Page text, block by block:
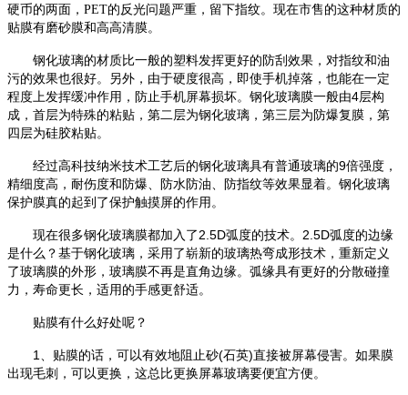
硬币的两面， PET的反光问题严重，留下指纹。现在市售的这种材质的
贴膜有磨砂膜和高高清膜。
钢化玻璃的材质比一般的塑料发挥更好的防刮效果，对指纹和油
污的效果也很好。另外，由于硬度很高，即使手机掉落，也能在一定
程度上发挥缓冲作用，防止手机屏幕损坏。钢化玻璃膜一般由4层构
成， 首层为特殊的粘贴，第二层为钢化玻璃，第三层为防爆复膜，第
四层为硅胶粘贴。
经过高科技纳米技术工艺后的钢化玻璃具有普通玻璃的9倍强度，
精细度高，耐伤度和防爆、防水防油、防指纹等效果显着。钢化玻璃
保护膜真的起到了保护触摸屏的作用。
现在很多钢化玻璃膜都加入了2.5D弧度的技术。2.5D弧度的边缘
是什么？基于钢化玻璃，采用了崭新的玻璃热弯成形技术，重新定义
了玻璃膜的外形，玻璃膜不再是直角边缘。弧缘具有更好的分散碰撞
力，寿命更长，适用的手感更舒适。
贴膜有什么好处呢？
1、贴膜的话，可以有效地阻止砂(石英)直接被屏幕侵害。如果膜
出现毛刺，可以更换，这总比更换屏幕玻璃要便宜方便。